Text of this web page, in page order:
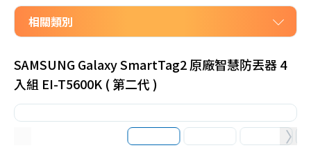
風扇
口罩
除濕機
衛生紙
3C/
數
位
周
邊/
相關類別
數位周邊
Apple Watch
SAMSUNG Galaxy SmartTag2 原廠智慧防丟器 4
入組 EI-T5600K ( 第二代 )